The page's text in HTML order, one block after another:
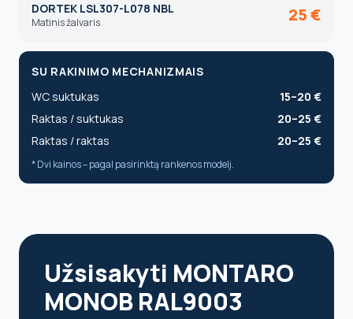
DORTEK LSL307-L078 NBL
Matinis žalvaris 25 €
SU RAKINIMO MECHANIZMAIS
WC suktukas
15–20 €
Raktas / suktukas
20–25 €
Raktas / raktas
20–25 €
* Dvi kainos – pagal pasirinktą rankenos modelį.
Užsisakyti MONTARO
MONOB RAL9003